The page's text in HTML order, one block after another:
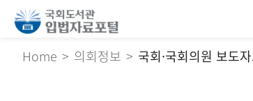
Home 의회정보 국회·국회의원 보도